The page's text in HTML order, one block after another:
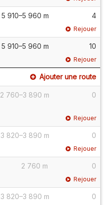
5 910–5 960 m 4
Rejouer
5 910–5 960 m 10
Rejouer
Ajouter une route
2 760–3 890 m 0
Rejouer
3 820–3 890 m 0
Rejouer
2 760 m 0
Rejouer
3 820–3 890 m 0